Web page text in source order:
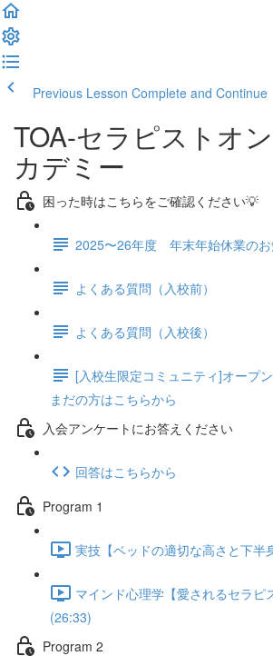
Previous Lesson Complete and Continue
TOA-セラピストオ
カデミー
困った時はこちらをご確認ください💡
2025〜26年度 年末年始休業の
よくある質問（入校前）
よくある質問（入校後）
[入校生限定コミュニティ]オープ
まだの方はこちらから
入会アンケートにお答えください
回答はこちらから
Program 1
実技【ベッドの適切な高さと下半
マインド心理学【愛されるセラピ
(26:33)
Program 2